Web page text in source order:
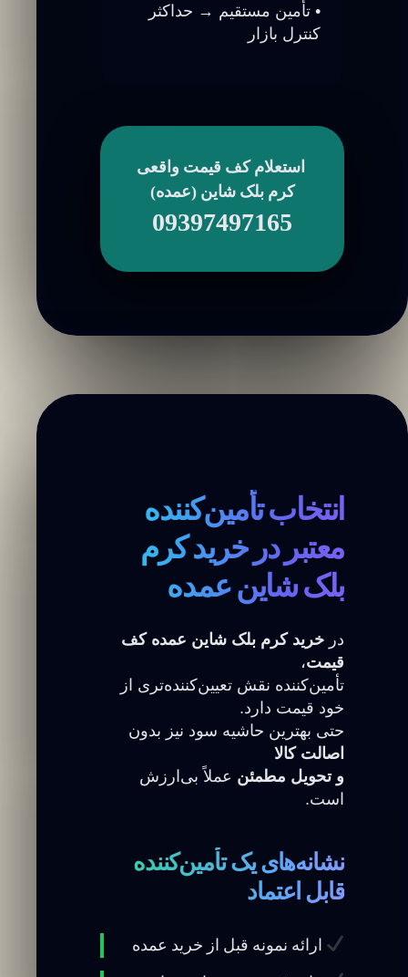
• تأمین مستقیم → حداکثر
کنترل بازار
استعلام کف قیمت واقعی
کرم بلک شاین (عمده)
09397497165
انتخاب تأمین‌کننده
معتبر در خرید کرم
بلک شاین عمده
در خرید کرم بلک شاین عمده کف
قیمت،
تأمین‌کننده نقش تعیین‌کننده‌تری از
خود قیمت دارد.
حتی بهترین حاشیه سود نیز بدون
اصالت کالا
و تحویل مطمئن عملاً بی‌ارزش
است.
نشانه‌های یک تأمین‌کننده
قابل اعتماد
ارائه نمونه قبل از خرید عمده